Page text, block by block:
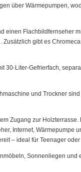
über Wärmepumpen,
einen Flachbildfernseher
gibt es
30-Liter-Gefrierfach,
und Trockner
Zugang zur Holzterrasse.
Internet, Wärmepumpe
– ideal für Teenager
Sonnenliegen und